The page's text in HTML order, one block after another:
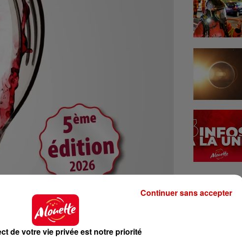
Jeux
de votre vie privée est notre priorité
Continuer sans accepter